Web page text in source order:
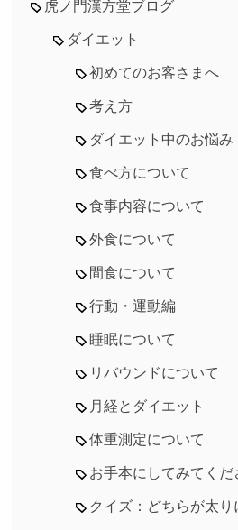
虎ノ門漢方堂ブログ
ダイエット
初めてのお客さまへ
考え方
ダイエット中のお悩み
食べ方について
食事内容について
外食について
間食について
行動・運動編
睡眠について
リバウンドについて
月経とダイエット
体重測定について
お手本にしてみてくだ
クイズ：どちらが太り